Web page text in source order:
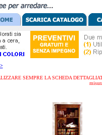
SEMPRE LA SCHEDA